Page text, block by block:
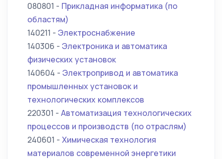
080801 - Прикладная информатика (по
областям)
140211 - Электроснабжение
140306 - Электроника и автоматика
физических установок
140604 - Электропривод и автоматика
промышленных установок и
технологических комплексов
220301 - Автоматизация технологических
процессов и производств (по отраслям)
240601 - Химическая технология
материалов современной энергетики